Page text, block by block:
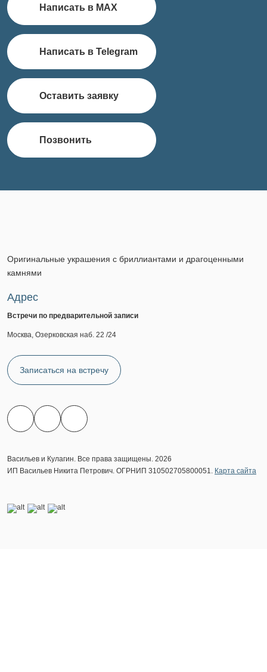
Написать в MAX
Написать в Telegram
Оставить заявку
Позвонить
Оригинальные украшения с бриллиантами и драгоценными
камнями
Адрес
Встречи по предварительной записи
Москва, Озерковская наб. 22 /24
Записаться на встречу
Васильев и Кулагин. Все права защищены. 2026
ИП Васильев Никита Петрович. ОГРНИП 310502705800051. Карта сайта